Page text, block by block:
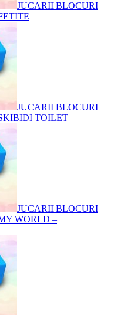
JUCARII BLOCURI
JUCARII BLOCURI
TOILET
JUCARII BLOCURI
WORLD –